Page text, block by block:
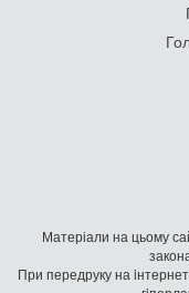
Матеріали на цьому
При передруку на